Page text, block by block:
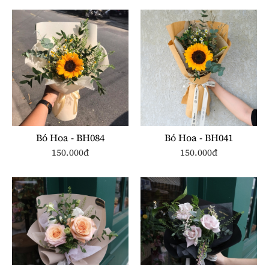
Bó Hoa - BH084
150.000đ
Bó Hoa - BH041
150.000đ